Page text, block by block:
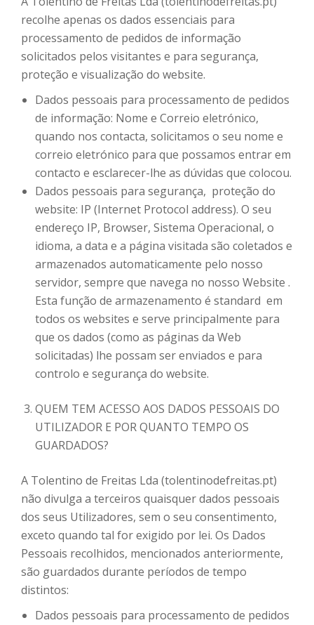
recolhe apenas os dados essenciais para
processamento de pedidos de informação
solicitados pelos visitantes e para segurança,
proteção e visualização do website.
Dados pessoais para processamento de pedidos
de informação: Nome e Correio eletrónico,
quando nos contacta, solicitamos o seu nome e
correio eletrónico para que possamos entrar em
contacto e esclarecer-lhe as dúvidas que colocou.
Dados pessoais para segurança, proteção do
website: IP (Internet Protocol address). O seu
endereço IP, Browser, Sistema Operacional, o
idioma, a data e a página visitada são coletados e
armazenados automaticamente pelo nosso
servidor, sempre que navega no nosso Website .
Esta função de armazenamento é standard em
todos os websites e serve principalmente para
que os dados (como as páginas da Web
solicitadas) lhe possam ser enviados e para
controlo e segurança do website.
QUEM TEM ACESSO AOS DADOS PESSOAIS DO
UTILIZADOR E POR QUANTO TEMPO OS
GUARDADOS?
A Tolentino de Freitas Lda (tolentinodefreitas.pt)
não divulga a terceiros quaisquer dados pessoais
dos seus Utilizadores, sem o seu consentimento,
exceto quando tal for exigido por lei. Os Dados
Pessoais recolhidos, mencionados anteriormente,
são guardados durante períodos de tempo
distintos:
Dados pessoais para processamento de pedidos